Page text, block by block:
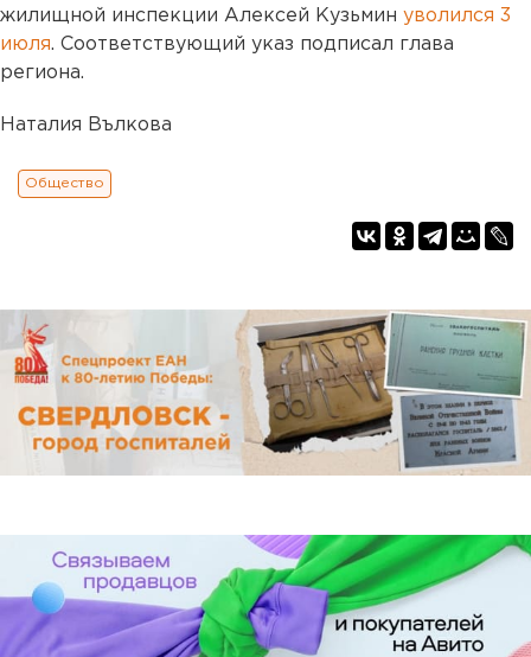
жилищной инспекции Алексей Кузьмин уволился 3
июля. Соответствующий указ подписал глава
региона.
Наталия Вълкова
Общество